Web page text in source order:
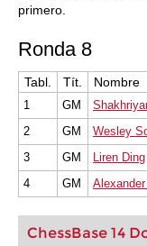
primero.
Ronda 8
Tabl. Tít. Nombre
1 GM
2
GM Wesley
3
GM Liren Ding
4
GM
ChessBase 14